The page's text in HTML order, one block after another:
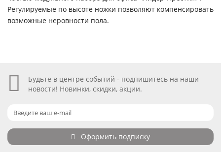
Регулируемые по высоте ножки позволяют компенсировать
возможные неровности пола.
Будьте в центре событий - подпишитесь на наши
новости! Новинки, скидки, акции.
Оформить подписку